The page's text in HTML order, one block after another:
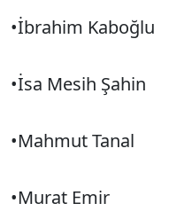
•İbrahim Kaboğlu
•İsa Mesih Şahin
•Mahmut Tanal
•Murat Emir